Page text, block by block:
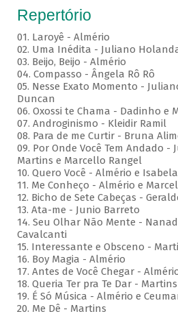
Repertório
01. Laroyê - Almério
02. Uma Inédita - Juliano
03. Beijo, Beijo - Almério
04. Compasso - Ângela Rô Rô
05. Nesse Exato Momento -
Duncan
06. Oxossi te Chama - Dadinho e
07. Androginismo - Kleidir Ramil
08. Para de me Curtir - Bruna
09. Por Onde Você Tem Andado -
Martins e Marcello Rangel
10. Quero Você - Almério e
11. Me Conheço - Almério e
12. Bicho de Sete Cabeças -
13. Ata-me - Junio Barreto
14. Seu Olhar Não Mente -
Cavalcanti
15. Interessante e Obsceno -
16. Boy Magia - Almério
17. Antes de Você Chegar -
18. Queria Ter pra Te Dar - Martins
19. É Só Música - Almério e
20. Me Dê - Martins